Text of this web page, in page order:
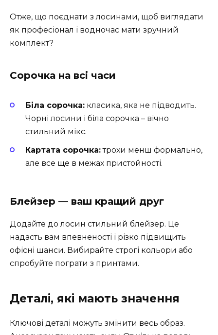
Отже, що поєднати з лосинами, щоб виглядати
як професіонал і водночас мати зручний
комплект?
Сорочка на всі часи
Біла сорочка: класика, яка не підводить.
Чорні лосини і біла сорочка – вічно
стильний мікс.
Картата сорочка:трохи менш формально,
але все ще в межах пристойності.
Блейзер — ваш кращий друг
Додайте до лосин стильний блейзер. Це
надасть вам впевненості і різко підвищить
офісні шанси. Вибирайте строгі кольори або
спробуйте пограти з принтами.
Деталі, які мають значення
Ключові деталі можуть змінити весь образ.